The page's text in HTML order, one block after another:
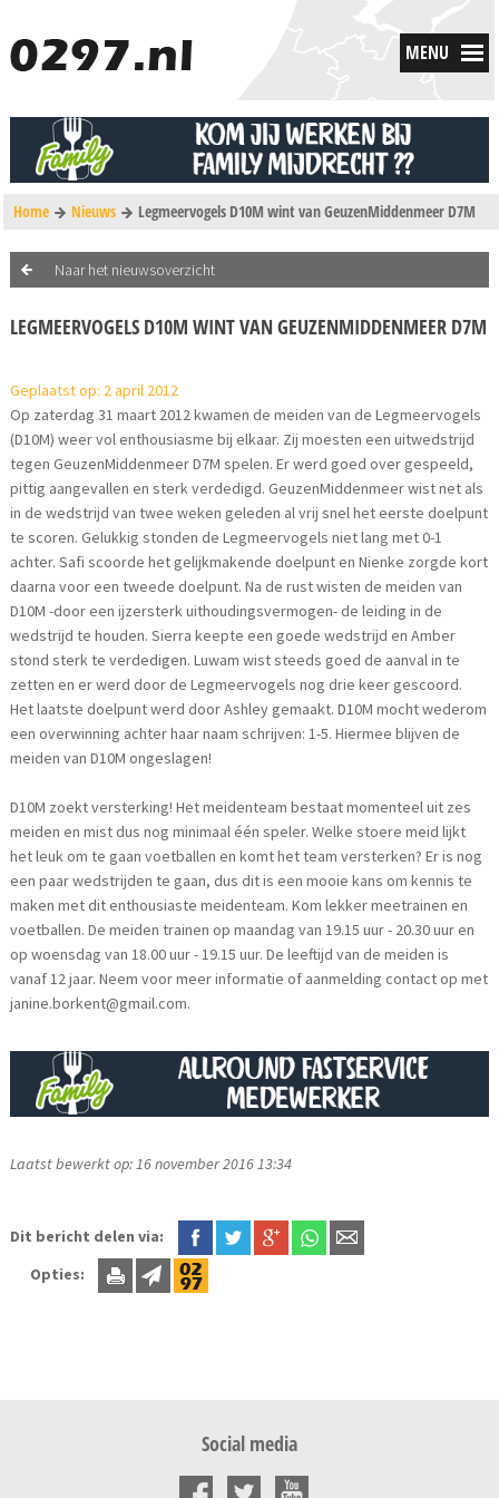
MENU
Home Nieuws Legmeervogels D10M wint van GeuzenMiddenmeer D7M
Naar het nieuwsoverzicht
LEGMEERVOGELS D10M WINT VAN GEUZENMIDDENMEER D7M
Geplaatst op: 2 april 2012
Op zaterdag 31 maart 2012 kwamen de meiden van de Legmeervogels
(D10M) weer vol enthousiasme bij elkaar. Zij moesten een uitwedstrijd
tegen GeuzenMiddenmeer D7M spelen. Er werd goed over gespeeld,
pittig aangevallen en sterk verdedigd. GeuzenMiddenmeer wist net als
in de wedstrijd van twee weken geleden al vrij snel het eerste doelpunt
te scoren. Gelukkig stonden de Legmeervogels niet lang met 0-1
achter. Safi scoorde het gelijkmakende doelpunt en Nienke zorgde kort
daarna voor een tweede doelpunt. Na de rust wisten de meiden van
D10M -door een ijzersterk uithoudingsvermogen- de leiding in de
wedstrijd te houden. Sierra keepte een goede wedstrijd en Amber
stond sterk te verdedigen. Luwam wist steeds goed de aanval in te
zetten en er werd door de Legmeervogels nog drie keer gescoord.
Het laatste doelpunt werd door Ashley gemaakt. D10M mocht wederom
een overwinning achter haar naam schrijven: 1-5. Hiermee blijven de
meiden van D10M ongeslagen!
D10M zoekt versterking! Het meidenteam bestaat momenteel uit zes
meiden en mist dus nog minimaal één speler. Welke stoere meid lijkt
het leuk om te gaan voetballen en komt het team versterken? Er is nog
een paar wedstrijden te gaan, dus dit is een mooie kans om kennis te
maken met dit enthousiaste meidenteam. Kom lekker meetrainen en
voetballen. De meiden trainen op maandag van 19.15 uur - 20.30 uur en
op woensdag van 18.00 uur - 19.15 uur. De leeftijd van de meiden is
vanaf 12 jaar. Neem voor meer informatie of aanmelding contact op met
janine.borkent@gmail.com.
Laatst bewerkt op: 16 november 2016 13:34
Dit bericht delen via:
Opties:
Social media